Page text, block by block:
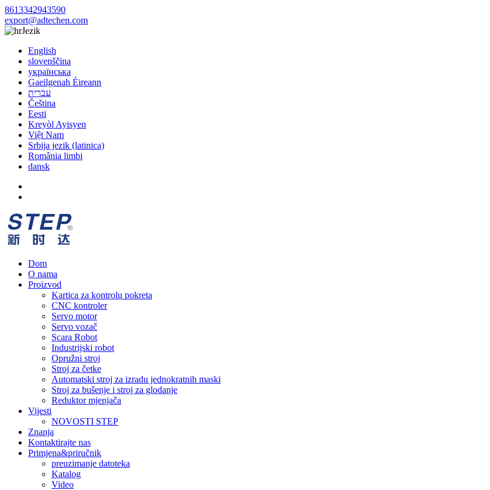
8613342943590
export@adtechen.com
Jezik
English
slovenščina
українська
Gaeilgenah Éireann
עברית
Čeština
Eesti
Kreyòl Ayisyen
Việt Nam
Srbija jezik (latinica)
România limbi
dansk
Dom
O nama
Proizvod
Kartica za kontrolu pokreta
CNC kontroler
Servo motor
Servo vozač
Scara Robot
Industrijski robot
Opružni stroj
Stroj za četke
Automatski stroj za izradu jednokratnih maski
Stroj za bušenje i stroj za glodanje
Reduktor mjenjača
Vijesti
NOVOSTI STEP
Znanja
Kontaktirajte nas
Primjena&priručnik
preuzimanje datoteka
Katalog
Video